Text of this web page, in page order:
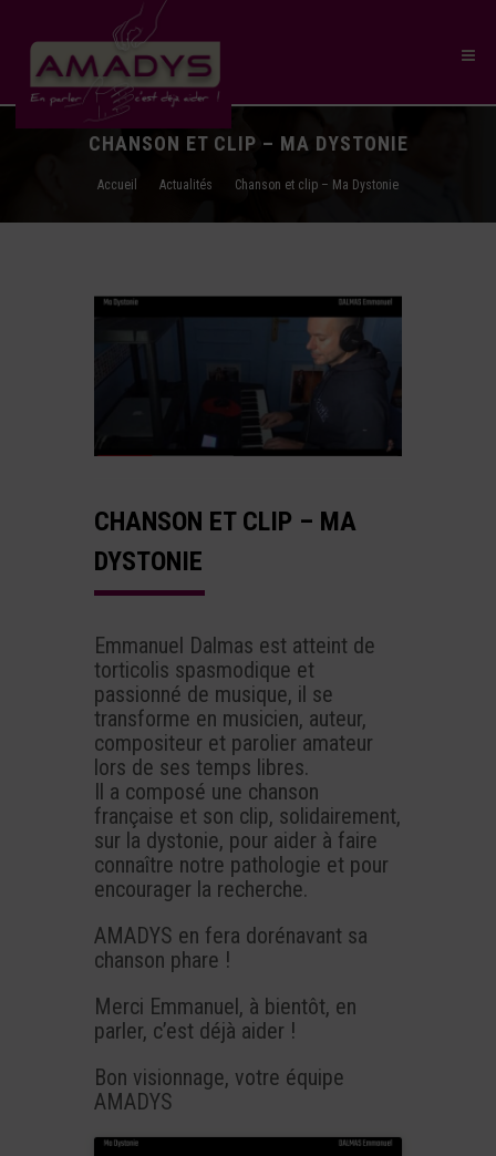
CHANSON ET CLIP – MA DYSTONIE
Accueil Actualités Chanson et clip – Ma Dystonie
CHANSON ET CLIP – MA
DYSTONIE
Emmanuel Dalmas est atteint de
torticolis spasmodique et
passionné de musique, il se
transforme en musicien, auteur,
compositeur et parolier amateur
lors de ses temps libres.
Il a composé une chanson
française et son clip, solidairement,
sur la dystonie, pour aider à faire
connaître notre pathologie et pour
encourager la recherche.
AMADYS en fera dorénavant sa
chanson phare !
Merci Emmanuel, à bientôt, en
parler, c’est déjà aider !
Bon visionnage, votre équipe
AMADYS